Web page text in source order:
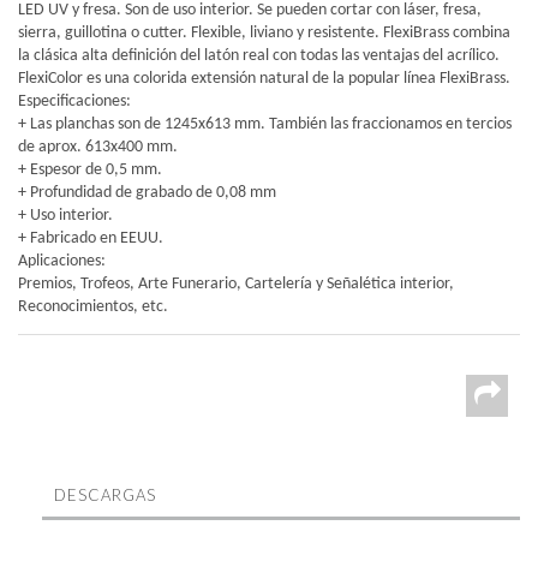
LED UV y fresa. Son de uso interior. Se pueden cortar con láser, fresa,
sierra, guillotina o cutter. Flexible, liviano y resistente. FlexiBrass combina
la clásica alta definición del latón real con todas las ventajas del acrílico.
FlexiColor es una colorida extensión natural de la popular línea FlexiBrass.
Especificaciones:
+ Las planchas son de 1245x613 mm. También las fraccionamos en tercios
de aprox. 613x400 mm.
+ Espesor de 0,5 mm.
+ Profundidad de grabado de 0,08 mm
+ Uso interior.
+ Fabricado en EEUU.
Aplicaciones:
Premios, Trofeos, Arte Funerario, Cartelería y Señalética interior,
Reconocimientos, etc.
DESCARGAS